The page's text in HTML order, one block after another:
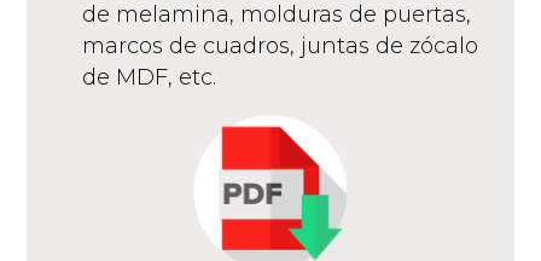
de melamina, molduras de puertas,
marcos de cuadros, juntas de zócalo
de MDF, etc.